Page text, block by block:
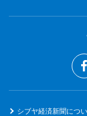
シブヤ経済新聞につ